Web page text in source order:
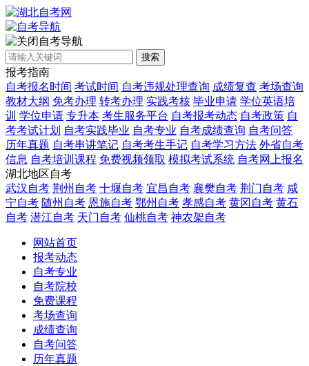
自考导航
搜索
报考指南
自考报名时间 考试时间 自考违规处理查询 成绩复查 考场查询
教材大纲 免考办理 转考办理 实践考核 毕业申请 学位英语培
训 学位申请 专升本 考生服务平台 自考报考动态 自考政策 自
考考试计划 自考实践毕业 自考专业 自考成绩查询 自考问答
历年真题 自考串讲笔记 自考考生手记 自考学习方法 外省自考
信息 自考培训课程 免费视频领取 模拟考试系统 自考网上报名
湖北地区自考
武汉自考 荆州自考 十堰自考 宜昌自考 襄樊自考 荆门自考 咸
宁自考 随州自考 恩施自考 鄂州自考 孝感自考 黄冈自考 黄石
自考 潜江自考 天门自考 仙桃自考 神农架自考
网站首页
报考动态
自考专业
自考院校
免费课程
考场查询
成绩查询
自考问答
历年真题